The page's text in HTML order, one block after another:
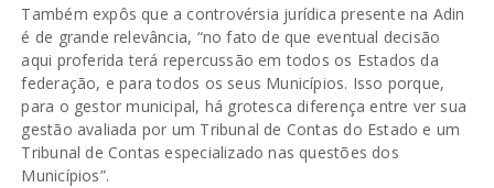
Também expôs que a controvérsia jurídica presente na Adin
é de grande relevância, “no fato de que eventual decisão
aqui proferida terá repercussão em todos os Estados da
federação, e para todos os seus Municípios. Isso porque,
para o gestor municipal, há grotesca diferença entre ver sua
gestão avaliada por um Tribunal de Contas do Estado e um
Tribunal de Contas especializado nas questões dos
Municípios”.